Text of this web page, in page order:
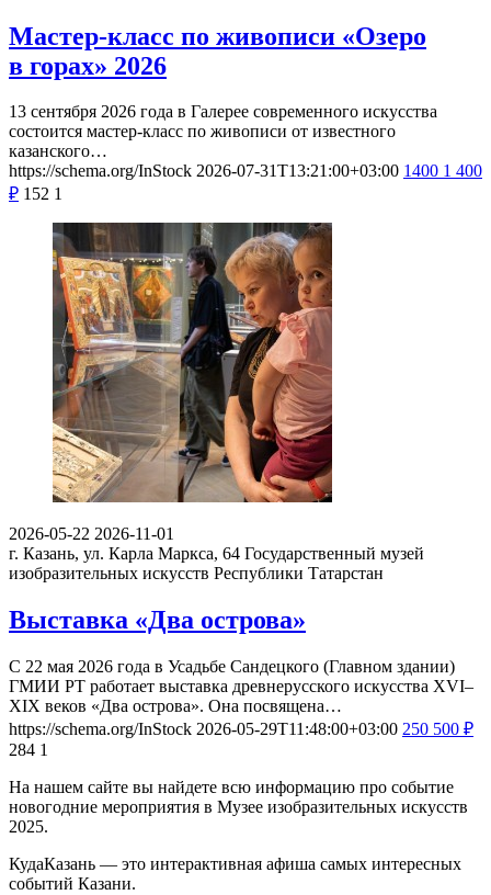
Мастер-класс по живописи «Озеро
в горах» 2026
13 сентября 2026 года в Галерее современного искусства
состоится мастер-класс по живописи от известного
казанского…
https://schema.org/InStock 2026-07-31T13:21:00+03:00 1400 1 400
₽ 152 1
2026-05-22 2026-11-01
г. Казань, ул. Карла Маркса, 64 Государственный музей
изобразительных искусств Республики Татарстан
Выставка «Два острова»
С 22 мая 2026 года в Усадьбе Сандецкого (Главном здании)
ГМИИ РТ работает выставка древнерусского искусства XVI–
XIX веков «Два острова». Она посвящена…
https://schema.org/InStock 2026-05-29T11:48:00+03:00 250 500 ₽
284 1
На нашем сайте вы найдете всю информацию про событие
новогодние мероприятия в Музее изобразительных искусств
2025.
КудаКазань — это интерактивная афиша самых интересных
событий Казани.